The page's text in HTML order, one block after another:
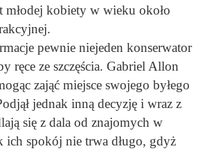
młodej kobiety w wieku około
pewnie niejeden konserwator
ręce ze szczęścia. Gabriel Allon
zająć miejsce swojego byłego
jednak inną decyzję i wraz z
się z dala od znajomych w
ich spokój nie trwa długo, gdyż